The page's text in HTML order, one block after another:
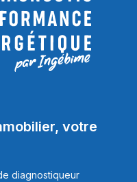
votre
diagnostiqueur